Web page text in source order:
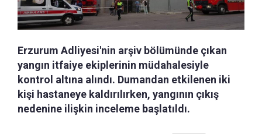
Erzurum Adliyesi'nin arşiv bölümünde çıkan
yangın itfaiye ekiplerinin müdahalesiyle
kontrol altına alındı. Dumandan etkilenen iki
kişi hastaneye kaldırılırken, yangının çıkış
nedenine ilişkin inceleme başlatıldı.